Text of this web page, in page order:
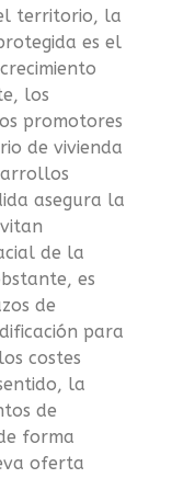
territorio, la
es el
los
promotores
de vivienda
asegura la
de la
es
de
para
costes
la
de
forma
oferta